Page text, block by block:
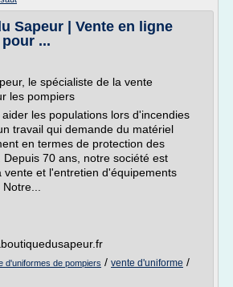
Sapeur | Vente en ligne
...
le spécialiste de la vente
les pompiers
les populations lors d'incendies
travail qui demande du matériel
en termes de protection des
70 ans, notre société est
vente et l'entretien d'équipements
d'uniformes de pompiers / vente d'uniforme /